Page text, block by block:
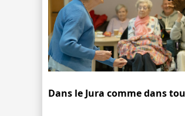
Dans le Jura comme dans